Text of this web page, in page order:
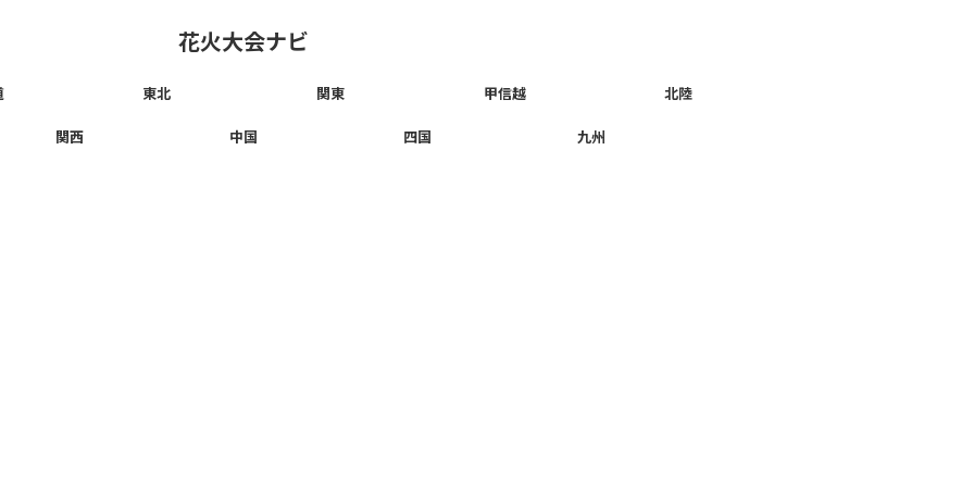
花火大会ナビ
東北 関東 甲信越 北陸
関西 中国 四国 九州